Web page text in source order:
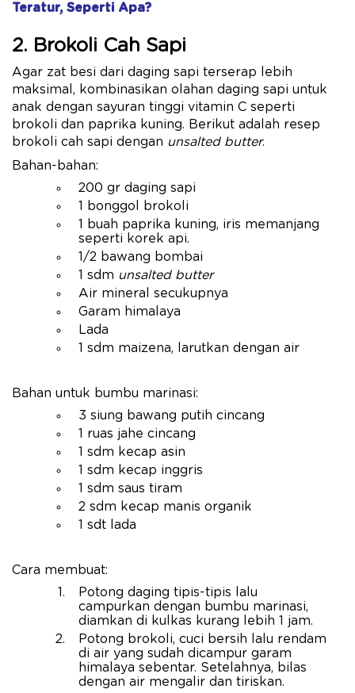
Teratur, Seperti Apa?
2. Brokoli Cah Sapi
Agar zat besi dari daging sapi terserap lebih
maksimal, kombinasikan olahan daging sapi untuk
anak dengan sayuran tinggi vitamin C seperti
brokoli dan paprika kuning. Berikut adalah resep
brokoli cah sapi dengan unsalted butter.
Bahan-bahan:
200 gr daging sapi
1 bonggol brokoli
1 buah paprika kuning, iris memanjang
seperti korek api.
1/2 bawang bombai
1 sdm unsalted butter
Air mineral secukupnya
Garam himalaya
Lada
1 sdm maizena, larutkan dengan air
Bahan untuk bumbu marinasi:
3 siung bawang putih cincang
1 ruas jahe cincang
1 sdm kecap asin
1 sdm kecap inggris
1 sdm saus tiram
2 sdm kecap manis organik
1 sdt lada
Cara membuat:
Potong daging tipis-tipis lalu
campurkan dengan bumbu marinasi,
diamkan di kulkas kurang lebih 1 jam.
Potong brokoli, cuci bersih lalu rendam
di air yang sudah dicampur garam
himalaya sebentar. Setelahnya, bilas
dengan air mengalir dan tiriskan.